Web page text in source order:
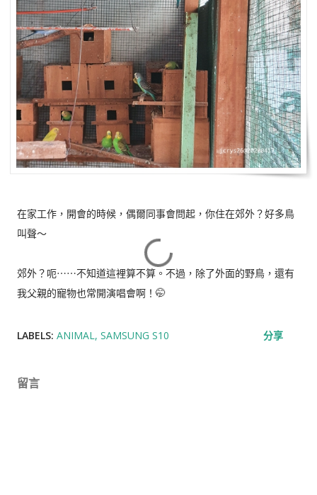
在家工作，開會的時候，偶爾同事會問起，你住在郊外？好多鳥
叫聲～
郊外？呃⋯⋯不知道這裡算不算。不過，除了外面的野鳥，還有
我父親的寵物也常開演唱會啊！🤭
LABELS: ANIMAL SAMSUNG S10 分享
留言